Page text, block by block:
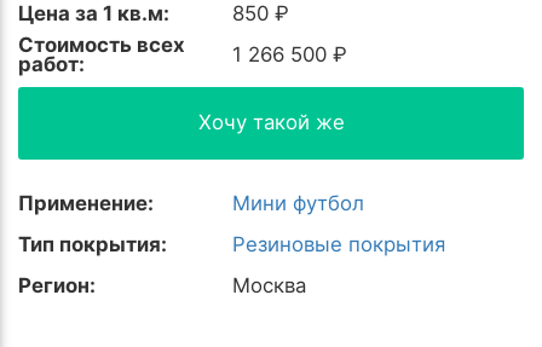
Цена за 1 кв.м:
850 ₽
Стоимость всех
работ:
1 266 500 ₽
Хочу такой же
Применение:
Мини футбол
Тип покрытия:
Резиновые покрытия
Регион:
Москва